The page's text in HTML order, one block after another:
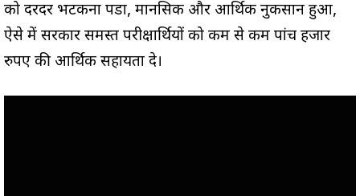
को दरदर भटकना पडा, मानसिक और आर्थिक नुकसान हुआ,
ऐसे में सरकार समस्त परीक्षार्थियों को कम से कम पांच हजार
रुपए की आर्थिक सहायता दे।